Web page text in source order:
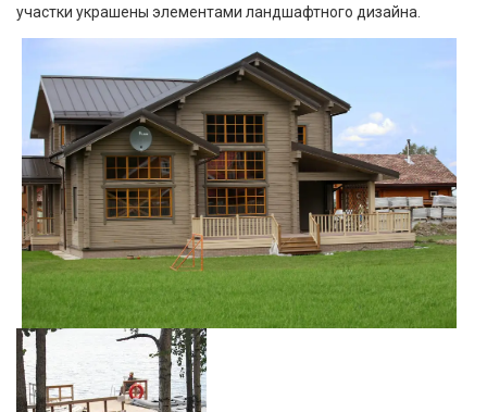
участки украшены элементами ландшафтного дизайна.